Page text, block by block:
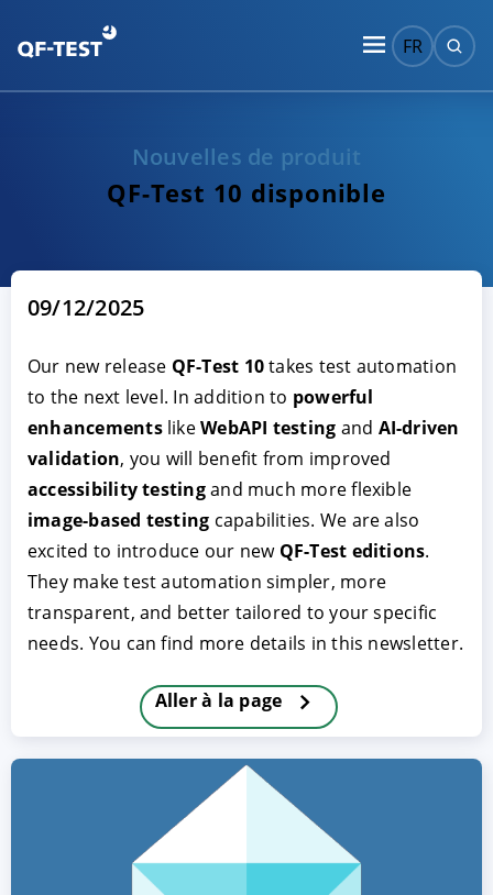
FR
Nouvelles de produit
QF-Test 10 disponible
09/12/2025
Our new release QF-Test 10takes test automation
to the next level. In addition to powerful
enhancementslikeWebAPI testing and AI-driven
validation, you will benefit from improved
accessibility testingand much more flexible
image-based testing capabilities. We are also
excited to introduce our new QF-Test editions.
They make test automation simpler, more
transparent, and better tailored to your specific
needs. You can find more details in this newsletter.
Aller à la page
ACCEPTER PARAMETRER REFUSER
Mentions légales| Protection des données